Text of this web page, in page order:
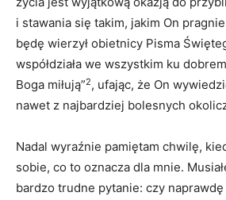
i stawania się takim, jakim On
będę wierzył obietnicy Pisma
współdziała we wszystkim ku
Boga miłują”2, ufając, że On
nawet z najbardziej bolesnych
Nadal wyraźnie pamiętam chwilę,
sobie, co to oznacza dla mnie.
bardzo trudne pytanie: czy naprawdę